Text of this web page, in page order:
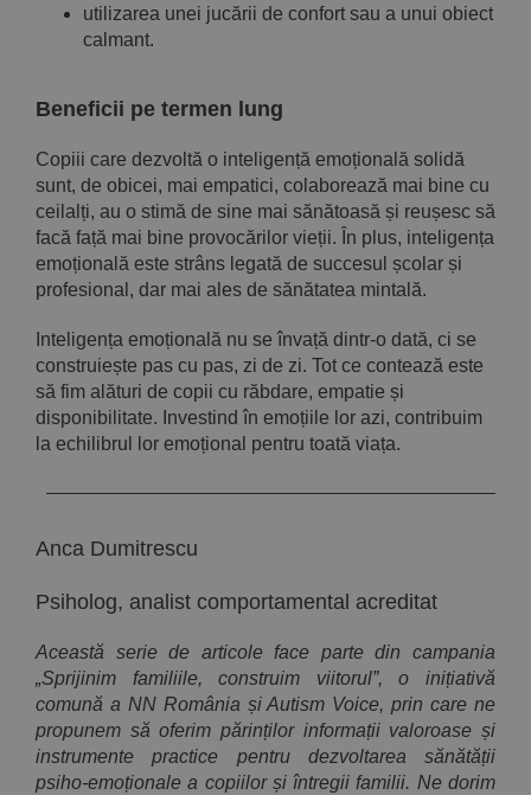
utilizarea unei jucării de confort sau a unui obiect
calmant.
Beneficii pe termen lung
Copiii care dezvoltă o inteligență emoțională solidă
sunt, de obicei, mai empatici, colaborează mai bine cu
ceilalți, au o stimă de sine mai sănătoasă și reușesc să
facă față mai bine provocărilor vieții. În plus, inteligența
emoțională este strâns legată de succesul școlar și
profesional, dar mai ales de sănătatea mintală.
Inteligența emoțională nu se învață dintr-o dată, ci se
construiește pas cu pas, zi de zi. Tot ce contează este
să fim alături de copii cu răbdare, empatie și
disponibilitate. Investind în emoțiile lor azi, contribuim
la echilibrul lor emoțional pentru toată viața.
Anca Dumitrescu
Psiholog, analist comportamental acreditat
Această serie de articole face parte din campania
„Sprijinim familiile, construim viitorul”, o inițiativă
comună a NN România și Autism Voice, prin care ne
propunem să oferim părinților informații valoroase și
instrumente practice pentru dezvoltarea sănătății
psiho-emoționale a copiilor și întregii familii. Ne dorim